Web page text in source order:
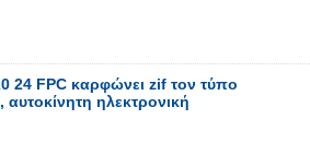
24 FPC καρφώνει zif τον τύπο
ηλεκτρονική